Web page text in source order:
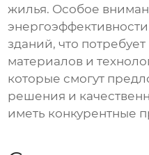
жилья. Особое
зданий, что
материалов и
которые смогут
решения и
иметь конкурентные